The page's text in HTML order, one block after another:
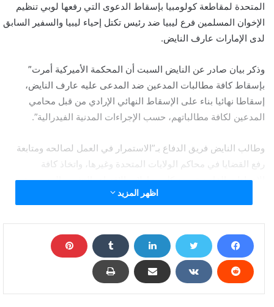
المتحدة لمقاطعة كولومبيا بإسقاط الدعوى التي رفعها لوبي تنظيم
الإخوان المسلمين فرع ليبيا ضد رئيس تكتل إحياء ليبيا والسفير السابق
لدى الإمارات عارف النايض.
وذكر بيان صادر عن النايض السبت أن المحكمة الأميركية أمرت”
بإسقاط كافة مطالبات المدعين ضد المدعى عليه عارف النايض،
إسقاطا نهائيا بناء على الإسقاط النهائي الإرادي من قبل محامي
المدعين لكافة مطالباتهم، حسب الإجراءات المدنية الفيدرالية”.
وطالب النايض فريق الدفاع بـ”الاستمرار في العمل لصالحه ومتابعة
رفع القضايا في محاكم الولايات المتحدة وغيرها، واتخاذ كافة
الإجراءات القانونية، ضد كل محاولات الافتراء والتشويه المستمرة
والتي يقوم بها لوبي جماعة الإخوان المسلمين في الولايات المتحدة،
الالكترونية وذبابهم الالكتروني في (تركيا) وكافة مراكز تنظيمهم
الدولي”.
وكان عصام عميش المحسوب على التنظيم الدولي للإخوان المسلمين
اظهر المزيد